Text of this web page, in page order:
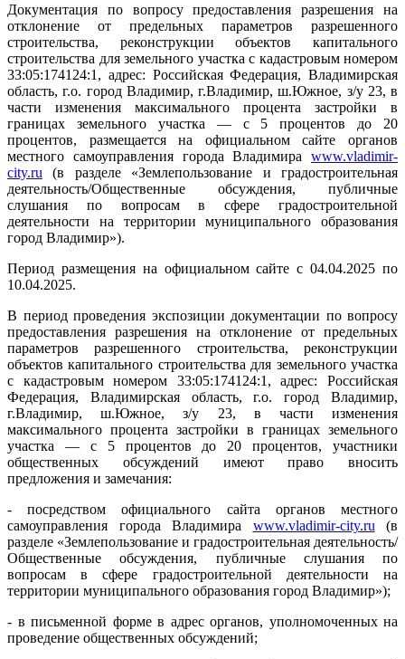
Документация по вопросу предоставления разрешения на
отклонение от предельных параметров разрешенного
строительства, реконструкции объектов капитального
строительства для земельного участка с кадастровым номером
33:05:174124:1, адрес: Российская Федерация, Владимирская
область, г.о. город Владимир, г.Владимир, ш.Южное, з/у 23, в
части изменения максимального процента застройки в
границах земельного участка — с 5 процентов до 20
процентов, размещается на официальном сайте органов
местного самоуправления города Владимира www.vladimir-
city.ru (в разделе «Землепользование и градостроительная
деятельность/Общественные обсуждения, публичные
слушания по вопросам в сфере градостроительной
деятельности на территории муниципального образования
город Владимир»).
Период размещения на официальном сайте с 04.04.2025 по
10.04.2025.
В период проведения экспозиции документации по вопросу
предоставления разрешения на отклонение от предельных
параметров разрешенного строительства, реконструкции
объектов капитального строительства для земельного участка
с кадастровым номером 33:05:174124:1, адрес: Российская
Федерация, Владимирская область, г.о. город Владимир,
г.Владимир, ш.Южное, з/у 23, в части изменения
максимального процента застройки в границах земельного
участка — с 5 процентов до 20 процентов, участники
общественных обсуждений имеют право вносить
предложения и замечания:
- посредством официального сайта органов местного
самоуправления города Владимира www.vladimir-city.ru (в
разделе «Землепользование и градостроительная деятельность/
Общественные обсуждения, публичные слушания по
вопросам в сфере градостроительной деятельности на
территории муниципального образования город Владимир»);
- в письменной форме в адрес органов, уполномоченных на
проведение общественных обсуждений;